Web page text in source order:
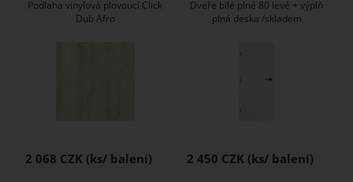
Podlaha vinylová plovoucí Click
Dub Afro
2 068 CZK
Dveře bílé plné 80 levé + výplň
plná deska /skladem
2 450 CZK